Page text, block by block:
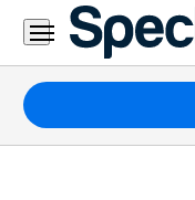
Residencial
Business
Paquetes
Internet